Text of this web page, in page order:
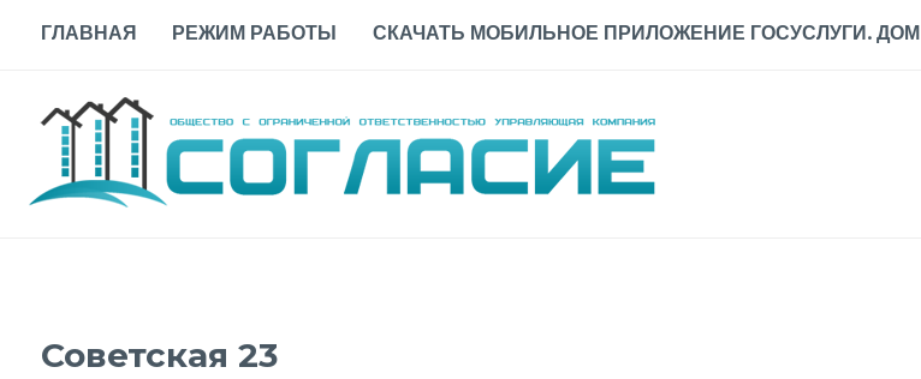
ГЛАВНАЯ РЕЖИМ РАБОТЫ СКАЧАТЬ МОБИЛЬНОЕ ПРИЛОЖЕНИЕ ГОСУСЛУГИ. ДОМ
Советская 23